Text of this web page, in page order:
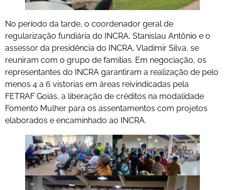
No período da tarde, o coordenador geral de
regularização fundiária do INCRA, Stanislau Antônio e o
assessor da presidência do INCRA, Vladimir Silva, se
reuniram com o grupo de famílias. Em negociação, os
representantes do INCRA garantiram a realização de pelo
menos 4 a 6 vistorias em áreas reivindicadas pela
FETRAF Goiás, a liberação de créditos na modalidade
Fomento Mulher para os assentamentos com projetos
elaborados e encaminhado ao INCRA.